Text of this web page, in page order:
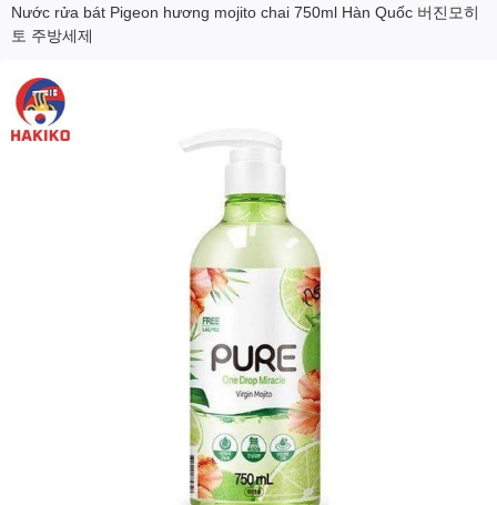
Nước rửa bát Pigeon hương mojito chai 750ml Hàn Quốc 버진모히
토 주방세제